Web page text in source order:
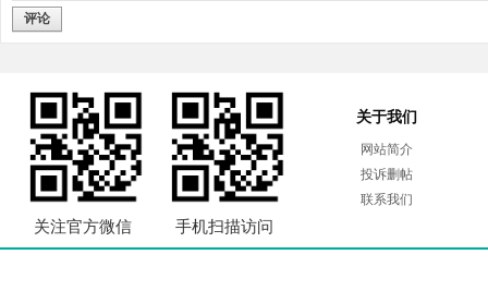
评论
关注官方微信 手机扫描访问
关于我们
网站简介
投诉删帖
联系我们